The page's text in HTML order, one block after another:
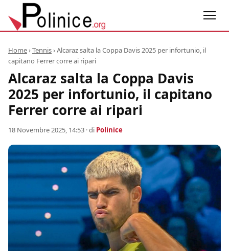
Home›Tennis›Alcaraz salta la Coppa Davis 2025 per infortunio, il
capitano Ferrer corre ai ripari
Alcaraz salta la Coppa Davis
2025 per infortunio, il capitano
Ferrer corre ai ripari
18 Novembre 2025, 14:53 · di Polinice